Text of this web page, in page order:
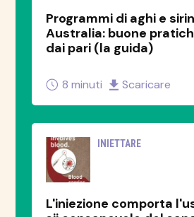
Programmi di aghi e
Australia: buone
dai pari (la guida)
8 minuti Scaricare
INIETTARE
L'iniezione comporta